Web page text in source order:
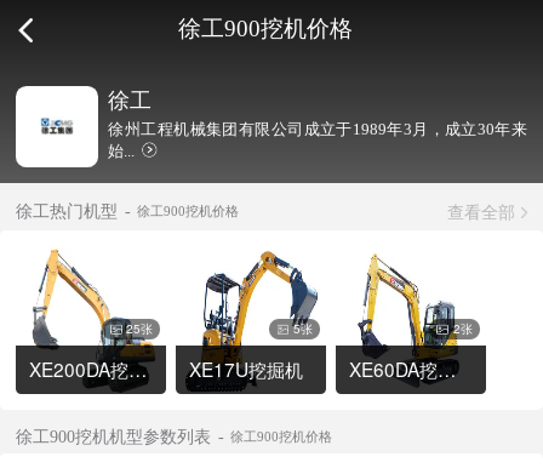
徐工900挖机价格
徐工
徐州工程机械集团有限公司成立于1989年3月，成立30年来
始...
徐工热门机型 徐工900挖机价格 查看全部
25张
XE200DA挖掘机
5张
XE17U挖掘机
2张
XE60DA挖掘机
徐工900挖机机型参数列表 徐工900挖机价格